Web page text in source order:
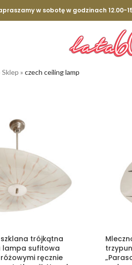
w sobotę w godzinach 12.00-
Sklep » czech ceiling lamp
trójkątna
lampa sufitowa
ręcznie